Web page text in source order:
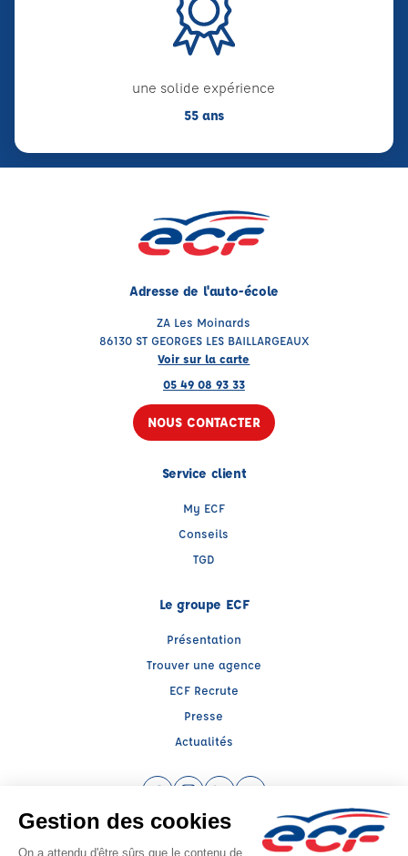
une solide expérience
55 ans
Adresse de l'auto-école
ZA Les Moinards
86130 ST GEORGES LES BAILLARGEAUX
Voir sur la carte
05 49 08 93 33
NOUS CONTACTER
Service client
My ECF
Conseils
TGD
Le groupe ECF
Présentation
Trouver une agence
ECF Recrute
Presse
Actualités
Facebook (nouvelle fenêtre)
Instagram (nouvelle fenêtre)
LinkedIn (nouvelle fenêtre)
YouTube (nouvelle
Raison sociale : ECF CER CENTRE ATLANTIQUE - Capital social: 2500000€